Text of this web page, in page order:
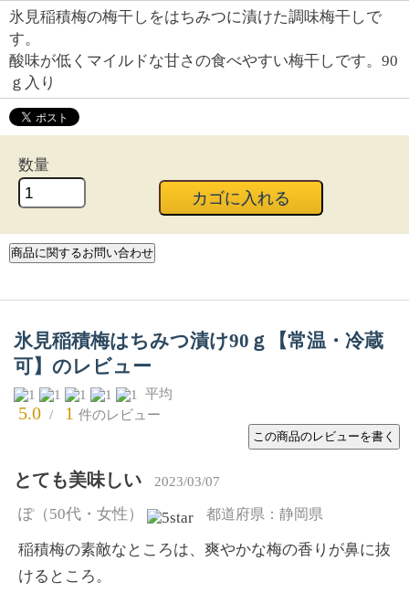
氷見稲積梅の梅干しをはちみつに漬けた調味梅干しで
す。
酸味が低くマイルドな甘さの食べやすい梅干しです。90
ｇ入り
数量
氷見稲積梅はちみつ漬け90ｇ【常温・冷蔵
可】のレビュー
平均
5.0 / 1 件のレビュー
とても美味しい 2023/03/07
ぽ（50代・女性） 都道府県：静岡県
稲積梅の素敵なところは、爽やかな梅の香りが鼻に抜
けるところ。